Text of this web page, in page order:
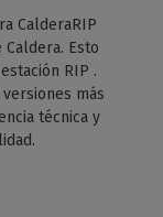
CalderaRIP
Esto
RIP .
más
técnica y